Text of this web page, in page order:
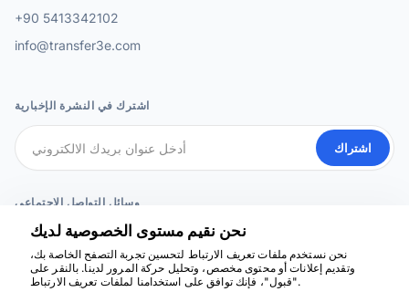
+90 5413342102
info@transfer3e.com
اشترك في النشرة الإخبارية
اشتراك
وسائل التواصل الاجتماعي
نحن نقيم مستوى الخصوصية لديك
نحن نستخدم ملفات تعريف الارتباط لتحسين تجربة التصفح الخاصة بك،
وتقديم إعلانات أو محتوى مخصص، وتحليل حركة المرور لدينا. بالنقر على
"قبول"، فإنك توافق على استخدامنا لملفات تعريف الارتباط.
نحن هنا للمساعدة